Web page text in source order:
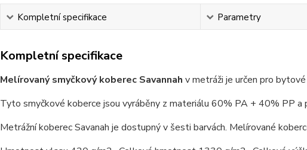
Kompletní specifikace Parametry
Kompletní specifikace
Melírovaný smyčkový koberec Savannah v metráži je určen pro
Tyto smyčkové koberce jsou vyráběny z materiálu 60% PA + 40% PP
Metrážní koberec Savanah je dostupný v šesti barvách. Melírované